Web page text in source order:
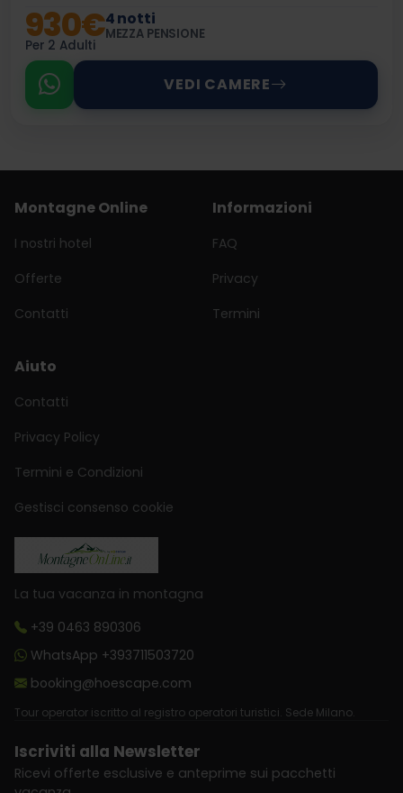
930€4 notti
MEZZA PENSIONE
Per 2 Adulti
VEDI CAMERE
La tua vacanza in montagna
+39 0463 890306
WhatsApp +393711503720
booking@hoescape.com
Tour operator iscritto al registro operatori turistici. Sede Milano.
Montagne Online
I nostri hotel
Offerte
Contatti
Informazioni
FAQ
Privacy
Termini
Aiuto
Contatti
Privacy Policy
Termini e Condizioni
Gestisci consenso cookie
Iscriviti alla Newsletter
Ricevi offerte esclusive e anteprime sui pacchetti